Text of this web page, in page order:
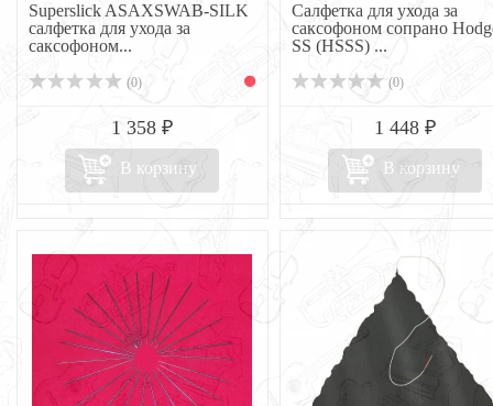
Superslick ASAXSWAB-SILK
салфетка для ухода за
саксофоном...
(0)
1 358 ₽
В корзину
Салфетка для ухода за
саксофоном сопрано
SS (HSSS) ...
(0)
1 448 ₽
В корзину